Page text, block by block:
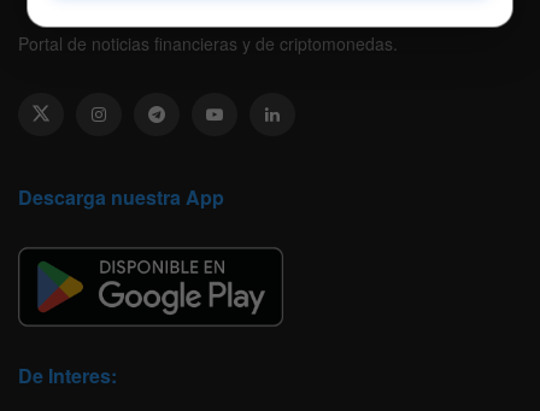
Portal de noticias financieras y de criptomonedas.
Descarga nuestra App
De Interes: